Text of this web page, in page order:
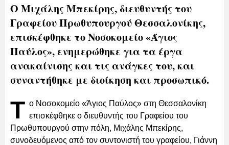
Ο Μιχάλης Μπεκίρης, διευθυντής του
Γραφείου Πρωθυπουργού Θεσσαλονίκης,
επισκέφθηκε το Νοσοκομείο «Άγιος
Παύλος», ενημερώθηκε για τα έργα
ανακαίνισης και τις ανάγκες του, και
συναντήθηκε με διοίκηση και προσωπικό.
Τ ο Νοσοκομείο «Άγιος Παύλος» στη Θεσσαλονίκη
επισκέφθηκε ο διευθυντής του Γραφείου του
Πρωθυπουργού στην πόλη, Μιχάλης Μπεκίρης,
συνοδευόμενος από τον συντονιστή του γραφείου, Γιάννη